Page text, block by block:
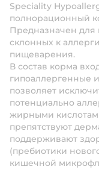
Speciality
полнорационный
Предназначен для
склонных к
пищеварения.
В состав корма
гипоаллергенные
позволяет
потенциально
жирными
препятствуют
поддерживают
(пребиотики
кишечной